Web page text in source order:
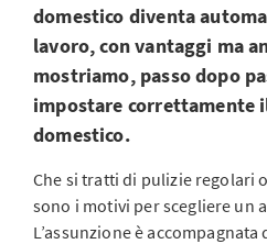
domestico diventa
lavoro, con vantaggi ma
mostriamo, passo dopo
impostare correttamente
domestico.
Che si tratti di pulizie regolari
sono i motivi per scegliere un
L’assunzione è